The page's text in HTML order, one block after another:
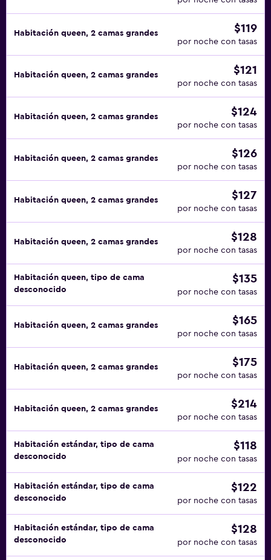
Habitación queen, 2 camas grandes $119
por noche con tasas
Habitación queen, 2 camas grandes $121
por noche con tasas
Habitación queen, 2 camas grandes $124
por noche con tasas
Habitación queen, 2 camas grandes $126
por noche con tasas
Habitación queen, 2 camas grandes $127
por noche con tasas
Habitación queen, 2 camas grandes $128
por noche con tasas
Habitación queen, tipo de cama
desconocido
$135
por noche con tasas
Habitación queen, 2 camas grandes $165
por noche con tasas
Habitación queen, 2 camas grandes $175
por noche con tasas
Habitación queen, 2 camas grandes $214
por noche con tasas
Habitación estándar, tipo de cama
desconocido
$118
por noche con tasas
Habitación estándar, tipo de cama
desconocido
$122
por noche con tasas
Habitación estándar, tipo de cama
desconocido
$128
por noche con tasas